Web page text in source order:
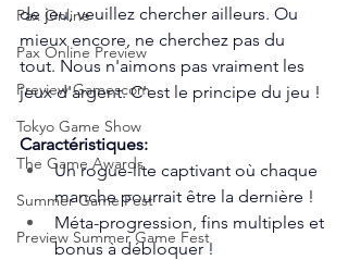
Pax Online
Pax Online Preview
Preview Gamescom
Tokyo Game Show
The Game Awards
Summer Game Fest
Preview Summer Game Fest
de jeu, veuillez chercher ailleurs. Ou
mieux encore, ne cherchez pas du
tout. Nous n'aimons pas vraiment les
jeux d'argent. C'est le principe du jeu !
Caractéristiques:
Un rogue-lite captivant où chaque
manche pourrait être la dernière !
Méta-progression, fins multiples et
bonus à débloquer !